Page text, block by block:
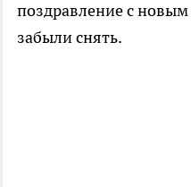
поздравление с
забыли снять.